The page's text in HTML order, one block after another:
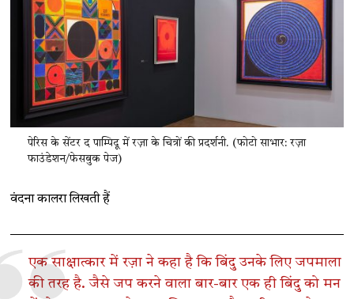
पेरिस के सेंटर द पाम्पिदू में रज़ा के चित्रों की प्रदर्शनी. (फोटो साभार: रज़ा
फाउंडेशन/फेसबुक पेज)
वंदना कालरा लिखती हैं
एक साक्षात्कार में रज़ा ने कहा है कि बिंदु उनके लिए जपमाला
की तरह है. जैसे जप करने वाला बार-बार एक ही बिंदु को मन